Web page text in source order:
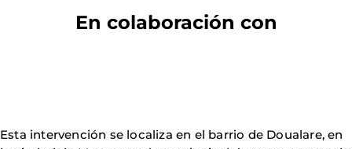
En colaboración con
Esta intervención se localiza en el barrio de Doualare, en